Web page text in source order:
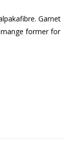
Garnet
former for